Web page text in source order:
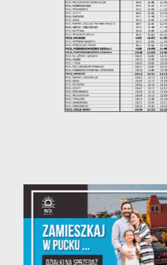
POWRÓT
POPRZEDNI